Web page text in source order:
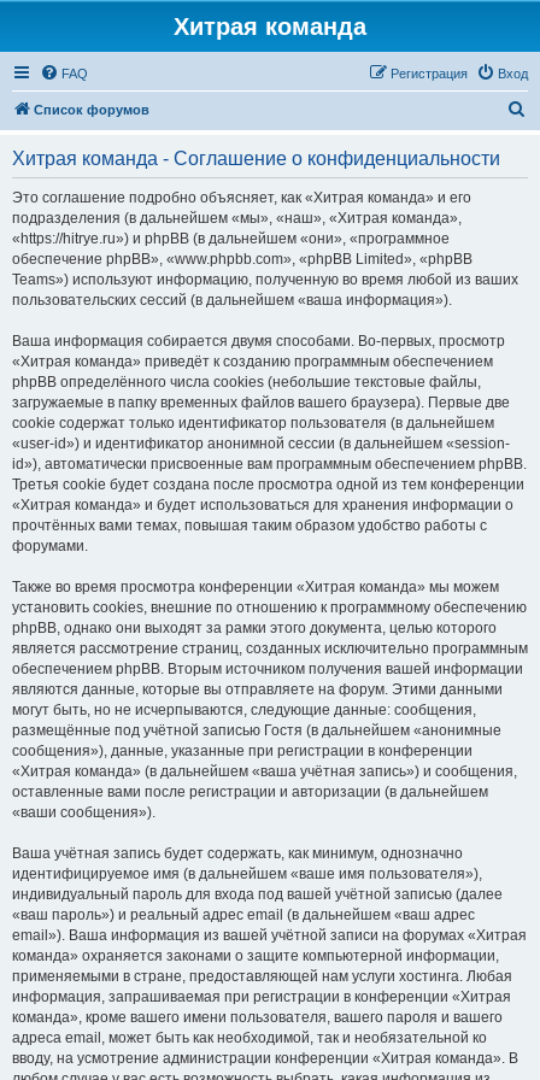
Хитрая команда
FAQ Вход
Регистрация
Список форумов
Хитрая команда - Соглашение о конфиденциальности
Это соглашение подробно объясняет, как «Хитрая команда» и его
подразделения (в дальнейшем «мы», «наш», «Хитрая команда»,
«https://hitrye.ru») и phpBB (в дальнейшем «они», «программное
обеспечение phpBB», «www.phpbb.com», «phpBB Limited», «phpBB
Teams») используют информацию, полученную во время любой из ваших
пользовательских сессий (в дальнейшем «ваша информация»).
Ваша информация собирается двумя способами. Во-первых, просмотр
«Хитрая команда» приведёт к созданию программным обеспечением
phpBB определённого числа cookies (небольшие текстовые файлы,
загружаемые в папку временных файлов вашего браузера). Первые две
cookie содержат только идентификатор пользователя (в дальнейшем
«user-id») и идентификатор анонимной сессии (в дальнейшем «session-
id»), автоматически присвоенные вам программным обеспечением phpBB.
Третья cookie будет создана после просмотра одной из тем конференции
«Хитрая команда» и будет использоваться для хранения информации о
прочтённых вами темах, повышая таким образом удобство работы с
форумами.
Также во время просмотра конференции «Хитрая команда» мы можем
установить cookies, внешние по отношению к программному обеспечению
phpBB, однако они выходят за рамки этого документа, целью которого
является рассмотрение страниц, созданных исключительно программным
обеспечением phpBB. Вторым источником получения вашей информации
являются данные, которые вы отправляете на форум. Этими данными
могут быть, но не исчерпываются, следующие данные: сообщения,
размещённые под учётной записью Гостя (в дальнейшем «анонимные
сообщения»), данные, указанные при регистрации в конференции
«Хитрая команда» (в дальнейшем «ваша учётная запись») и сообщения,
оставленные вами после регистрации и авторизации (в дальнейшем
«ваши сообщения»).
Ваша учётная запись будет содержать, как минимум, однозначно
идентифицируемое имя (в дальнейшем «ваше имя пользователя»),
индивидуальный пароль для входа под вашей учётной записью (далее
«ваш пароль») и реальный адрес email (в дальнейшем «ваш адрес
email»). Ваша информация из вашей учётной записи на форумах «Хитрая
команда» охраняется законами о защите компьютерной информации,
применяемыми в стране, предоставляющей нам услуги хостинга. Любая
информация, запрашиваемая при регистрации в конференции «Хитрая
команда», кроме вашего имени пользователя, вашего пароля и вашего
адреса email, может быть как необходимой, так и необязательной ко
вводу, на усмотрение администрации конференции «Хитрая команда». В